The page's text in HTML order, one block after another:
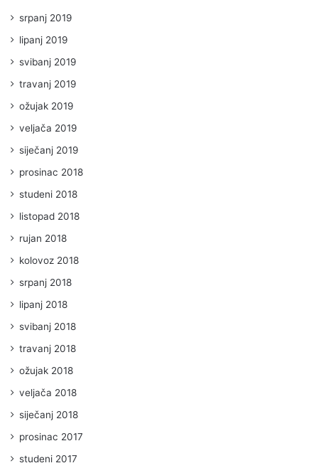
srpanj 2019
lipanj 2019
svibanj 2019
travanj 2019
ožujak 2019
veljača 2019
siječanj 2019
prosinac 2018
studeni 2018
listopad 2018
rujan 2018
kolovoz 2018
srpanj 2018
lipanj 2018
svibanj 2018
travanj 2018
ožujak 2018
veljača 2018
siječanj 2018
prosinac 2017
studeni 2017